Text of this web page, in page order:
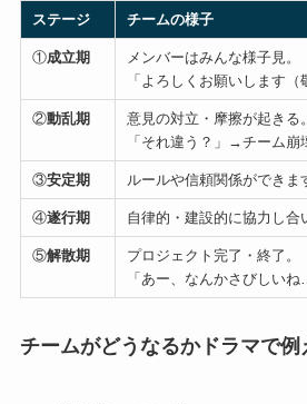
ステージ チームの様子
①成立期
メンバーはみんな様子見。
「よろしくお願いします
②動乱期
意見の対立・摩擦が起きる。
「それ違う？」→チーム崩
③安定期 ルールや信頼関係ができま
④遂行期 自律的・建設的に協力し合
⑤解散期
プロジェクト完了・終了。
「あー、なんかさびしいね
チームがどうなるかドラマで例